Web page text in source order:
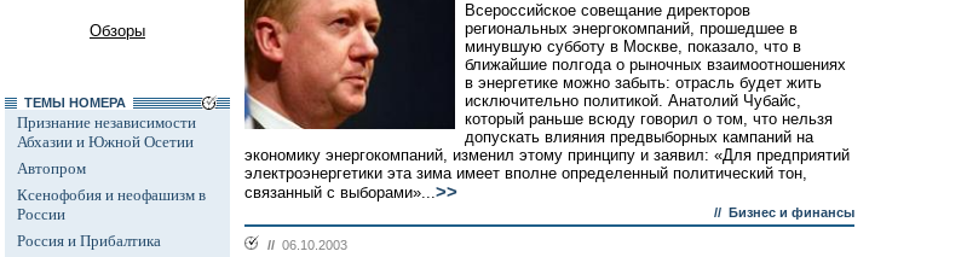
Обзоры
ТЕМЫ НОМЕРА
Признание независимости
Абхазии и Южной Осетии
Автопром
Ксенофобия и неофашизм в
России
Россия и Прибалтика
Всероссийское совещание директоров
региональных энергокомпаний, прошедшее в
минувшую субботу в Москве, показало, что в
ближайшие полгода о рыночных взаимоотношениях
в энергетике можно забыть: отрасль будет жить
исключительно политикой. Анатолий Чубайс,
который раньше всюду говорил о том, что нельзя
допускать влияния предвыборных кампаний на
экономику энергокомпаний, изменил этому принципу и заявил: «Для предприятий
электроэнергетики эта зима имеет вполне определенный политический тон,
связанный с выборами»...>>
// Бизнес и финансы
// 06.10.2003